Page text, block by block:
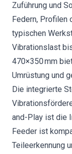
Zuführung und
Federn, Profilen
typischen
Vibrationslast
470×350 mm
Umrüstung und
Die integrierte
and-Play ist die
Feeder ist
Teileerkennung